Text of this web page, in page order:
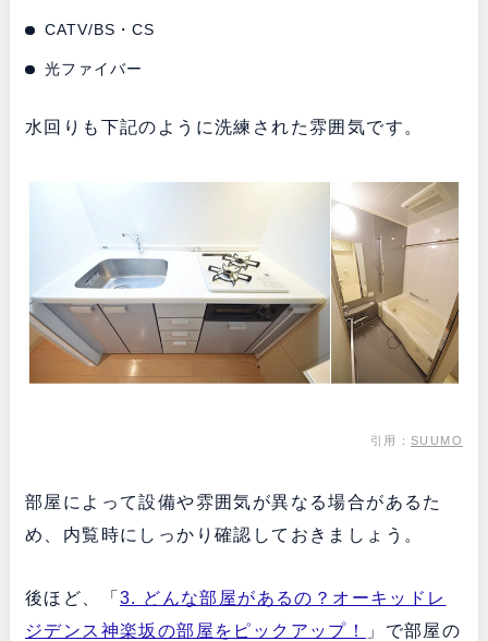
CATV/BS・CS
光ファイバー
水回りも下記のように洗練された雰囲気です。
引用：SUUMO
部屋によって設備や雰囲気が異なる場合があるた
め、内覧時にしっかり確認しておきましょう。
後ほど、「 3. どんな部屋があるの？オーキッドレ
ジデンス神楽坂の部屋をピックアップ！
」で部屋の